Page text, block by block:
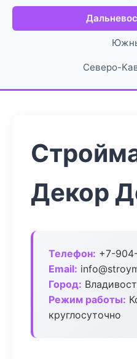
Северо-
Декор
Телефон: +7-
Email:
Город:
Режим работы:
круглосуточно